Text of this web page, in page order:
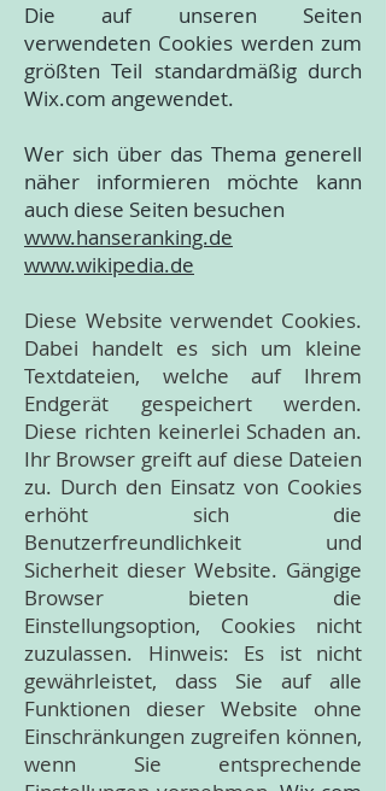
Die auf unseren Seiten
verwendeten Cookies werden zum
größten Teil standardmäßig durch
Wix.com angewendet.
Wer sich über das Thema generell
näher informieren möchte kann
auch diese Seiten besuchen
www.hanseranking.de
www.wikipedia.de
Diese Website verwendet Cookies.
Dabei handelt es sich um kleine
Textdateien, welche auf Ihrem
Endgerät gespeichert werden.
Diese richten keinerlei Schaden an.
Ihr Browser greift auf diese Dateien
zu. Durch den Einsatz von Cookies
erhöht sich die
Benutzerfreundlichkeit und
Sicherheit dieser Website. Gängige
Browser bieten die
Einstellungsoption, Cookies nicht
zuzulassen. Hinweis: Es ist nicht
gewährleistet, dass Sie auf alle
Funktionen dieser Website ohne
Einschränkungen zugreifen können,
wenn Sie entsprechende